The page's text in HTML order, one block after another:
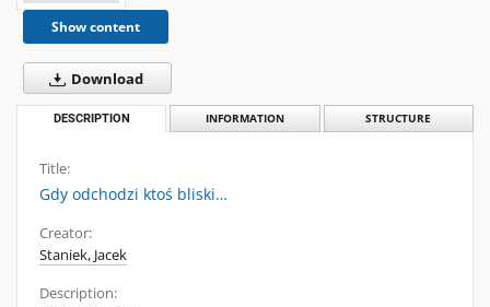
Show content
Download
DESCRIPTION INFORMATION STRUCTURE
Title:
Gdy odchodzi ktoś bliski…
Creator:
Staniek, Jacek
Description: